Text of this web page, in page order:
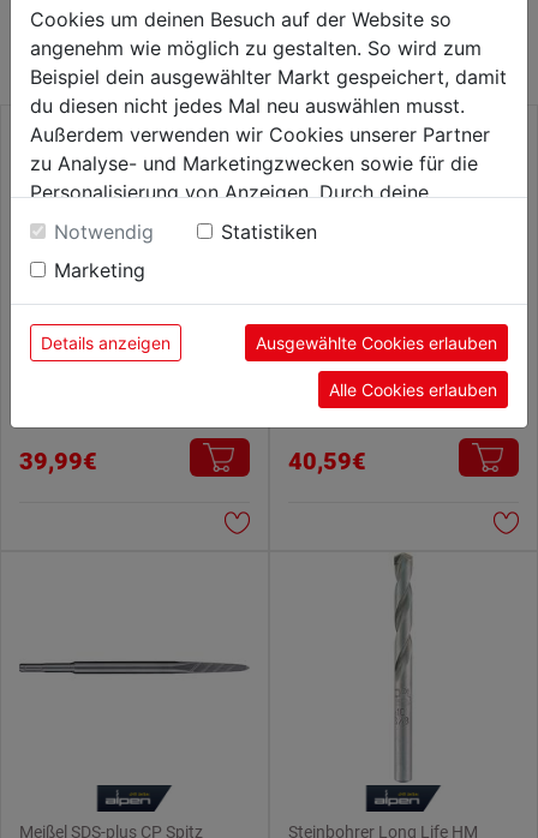
KATEGORIE
39,99€
Meißel SDS-plus CP Flach
250x20mm
40,59€
Meißel SDS-plus CP Spitz
Steinbohrer Long Life HM
Cookies um deinen Besuch auf der Website so
angenehm wie möglich zu gestalten. So wird zum
Beispiel dein ausgewählter Markt gespeichert, damit
du diesen nicht jedes Mal neu auswählen musst.
Außerdem verwenden wir Cookies unserer Partner
zu Analyse- und Marketingzwecken sowie für die
Personalisierung von Anzeigen. Durch deine
Einwilligung werden die Daten von Drittanbieter,
unter anderem auch in den USA, verarbeitet.
Durch Klick auf "Alle Cookies erlauben" stimmst du
der Verwendung aller Cookies zu. Unter "Details
anzeigen" findest du alle Infos zu den
unterschiedlichen Cookies, unter "Cookies
Konfigurieren" kannst du auswählen, welche Cookies
du zulassen möchtest und welche nicht.
Weitere Informationen findest du in unserer
Datenschutzerklärung.
Notwendig
Statistiken
Marketing
Details anzeigen Ausgewählte Cookies erlauben
Alle Cookies erlauben